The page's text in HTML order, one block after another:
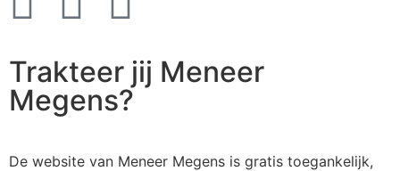
Trakteer jij Meneer
Megens?
De website van Meneer Megens is gratis toegankelijk,